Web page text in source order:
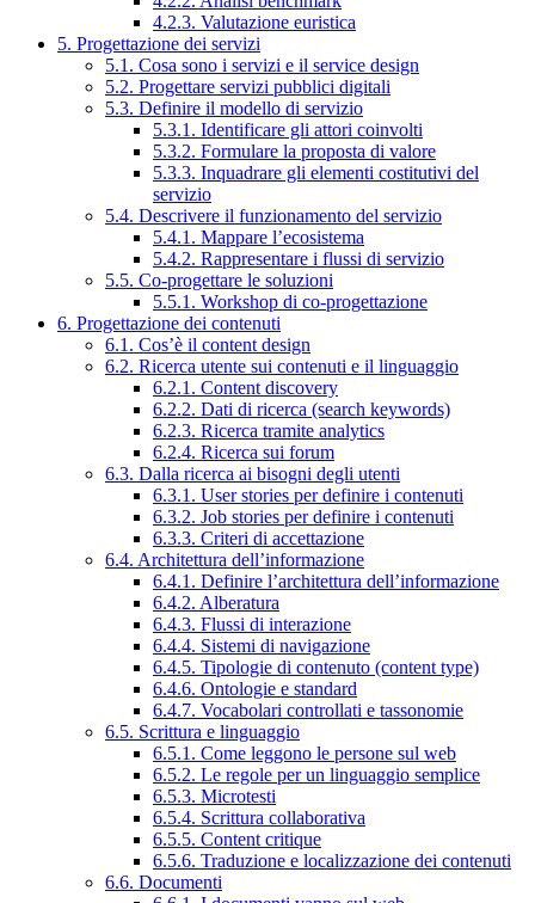
4.2.3. Valutazione euristica
5. Progettazione dei servizi
5.1. Cosa sono i servizi e il service design
5.2. Progettare servizi pubblici digitali
5.3. Definire il modello di servizio
5.3.1. Identificare gli attori coinvolti
5.3.2. Formulare la proposta di valore
5.3.3. Inquadrare gli elementi costitutivi del
servizio
5.4. Descrivere il funzionamento del servizio
5.4.1. Mappare l’ecosistema
5.4.2. Rappresentare i flussi di servizio
5.5. Co-progettare le soluzioni
5.5.1. Workshop di co-progettazione
6. Progettazione dei contenuti
6.1. Cos’è il content design
6.2. Ricerca utente sui contenuti e il linguaggio
6.2.1. Content discovery
6.2.2. Dati di ricerca (search keywords)
6.2.3. Ricerca tramite analytics
6.2.4. Ricerca sui forum
6.3. Dalla ricerca ai bisogni degli utenti
6.3.1. User stories per definire i contenuti
6.3.2. Job stories per definire i contenuti
6.3.3. Criteri di accettazione
6.4. Architettura dell’informazione
6.4.1. Definire l’architettura dell’informazione
6.4.2. Alberatura
6.4.3. Flussi di interazione
6.4.4. Sistemi di navigazione
6.4.5. Tipologie di contenuto (content type)
6.4.6. Ontologie e standard
6.4.7. Vocabolari controllati e tassonomie
6.5. Scrittura e linguaggio
6.5.1. Come leggono le persone sul web
6.5.2. Le regole per un linguaggio semplice
6.5.3. Microtesti
6.5.4. Scrittura collaborativa
6.5.5. Content critique
6.5.6. Traduzione e localizzazione dei contenuti
6.6. Documenti